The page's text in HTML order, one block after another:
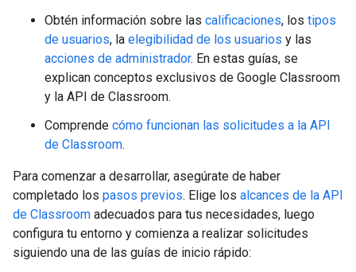
Obtén información sobre las calificaciones, los tipos
de usuarios, la elegibilidad de los usuarios y las
acciones de administrador. En estas guías, se
explican conceptos exclusivos de Google Classroom
y la API de Classroom.
Comprende cómo funcionan las solicitudes a la API
de Classroom.
Para comenzar a desarrollar, asegúrate de haber
completado los pasos previos. Elige los alcances de la API
de Classroom adecuados para tus necesidades, luego
configura tu entorno y comienza a realizar solicitudes
siguiendo una de las guías de inicio rápido: